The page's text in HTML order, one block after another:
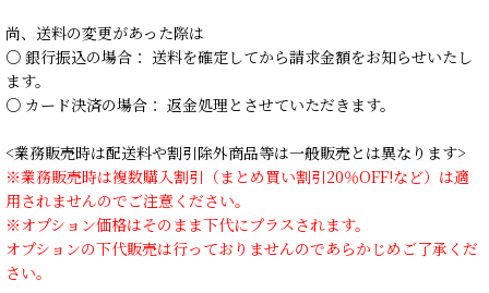
尚、送料の変更があった際は
○ 銀行振込の場合： 送料を確定してから請求金額をお知らせいたし
ます。
○ カード決済の場合： 返金処理とさせていただきます。
<業務販売時は配送料や割引除外商品等は一般販売とは異なります>
※業務販売時は複数購入割引（まとめ買い割引20％OFF!など）は適
用されませんのでご注意ください。
※オプション価格はそのまま下代にプラスされます。
オプションの下代販売は行っておりませんのであらかじめご了承くだ
さい。